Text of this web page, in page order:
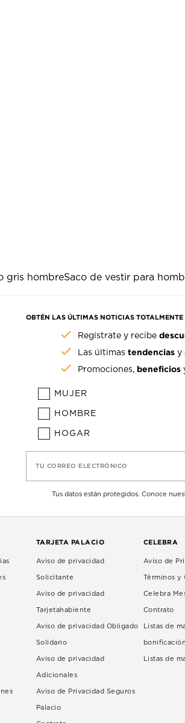
gris hombreSaco de vestir para
OBTÉN LAS ÚLTIMAS NOTICIAS
Regístrate y recibe
Las últimastendencias y
Promociones, beneficios
MUJER
HOMBRE
HOGAR
TU CORREO ELECTRÓNICO
Tus datos están protegidos. Conoce
TARJETA PALACIO
Aviso de privacidad
Solicitante
Aviso de privacidad
Tarjetahabiente
Aviso de privacidad Obligado
Solidario
Aviso de privacidad
Adicionales
Aviso de Privacidad Seguros
Palacio
CELEBRA
Aviso de
Términos y
Celebra
Contrato
Listas de
bonificación
Listas de